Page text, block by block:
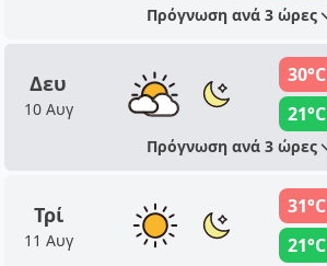
Πρόγνωση ανά 3 ώρες
Δευ
10 Αυγ
30°C
21°C
Πρόγνωση ανά 3 ώρες
Τρί
11 Αυγ
31°C
21°C